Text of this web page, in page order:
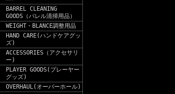
BARREL CLEANING
GOODS（バレル清掃用品）
WEIGHT・BLANCE調整用品
HAND CARE(ハンドケアグッ
ズ)
ACCESSORIES（アクセサリ
ー)
PLAYER GOODS(プレーヤー
グッズ)
OVERHAUL(オーバーホール)